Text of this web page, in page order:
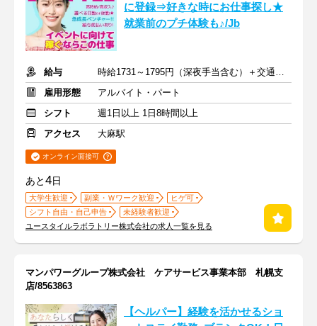
に登録⇒好きな時にお仕事探し★
就業前のプチ体験も♪/Jb
給与
時給1731～1795円（深夜手当含む）＋交通費支給
雇用形態
アルバイト・パート
シフト
週1日以上 1日8時間以上
アクセス
大麻駅
オンライン面接可
あと4日
大学生歓迎 副業・Ｗワーク歓迎
ヒゲ可
シフト自由・自己申告
未経験者歓迎
ユースタイルラボラトリー株式会社の求人一覧を見る
マンパワーグループ株式会社 ケアサービス事業本部 札幌支
店/8563863
【ヘルパー】経験を活かせるショ